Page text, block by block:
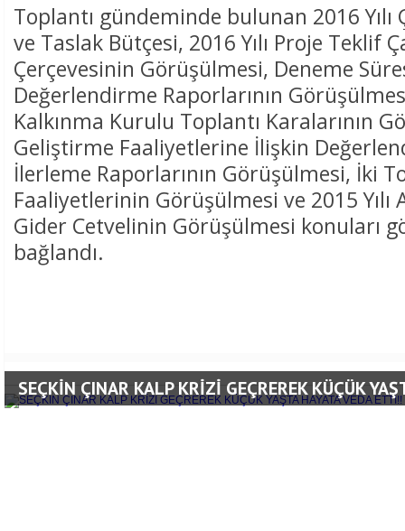
Toplantı gündeminde bulunan 2016 Yılı
ve Taslak Bütçesi, 2016 Yılı Proje Teklif
Çerçevesinin Görüşülmesi, Deneme
Değerlendirme Raporlarının
Kalkınma Kurulu Toplantı Karalarının
Geliştirme Faaliyetlerine İlişkin
İlerleme Raporlarının Görüşülmesi, İki
Faaliyetlerinin Görüşülmesi ve 2015 Yılı
Gider Cetvelinin Görüşülmesi konuları
bağlandı.
SEÇKİN ÇINAR KALP KRİZİ GEÇREREK KÜÇÜK